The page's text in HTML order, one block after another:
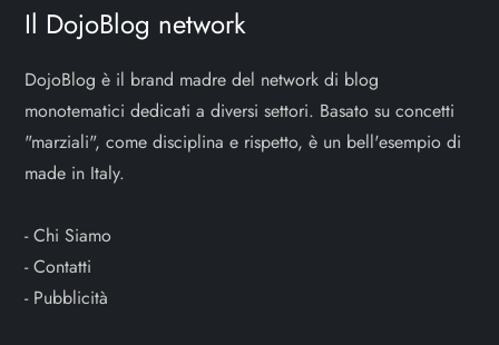
Il DojoBlog network
DojoBlog è il brand madre del network di blog
monotematici dedicati a diversi settori. Basato su concetti
"marziali", come disciplina e rispetto, è un bell'esempio di
made in Italy.
-Chi Siamo
-Contatti
- Pubblicità